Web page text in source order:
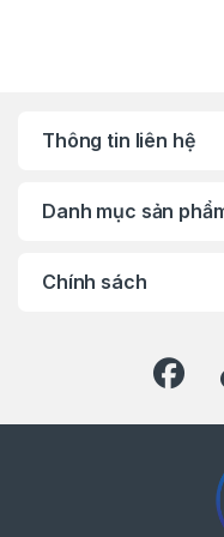
Đèn LED
Thiết kế nhỏ
Tương thích
Điện áp pin
Thông tin liên hệ
Danh mục sản
Chính sách